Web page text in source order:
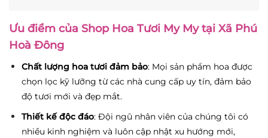
Ưu điểm của Shop Hoa Tươi My My tại Xã Phú
Hoà Đông
Chất lượng hoa tươi đảm bảo: Mọi sản phẩm hoa được
chọn lọc kỹ lưỡng từ các nhà cung cấp uy tín, đảm bảo
độ tươi mới và đẹp mắt.
Thiết kế độc đáo: Đội ngũ nhân viên của chúng tôi có
nhiều kinh nghiệm và luôn cập nhật xu hướng mới,